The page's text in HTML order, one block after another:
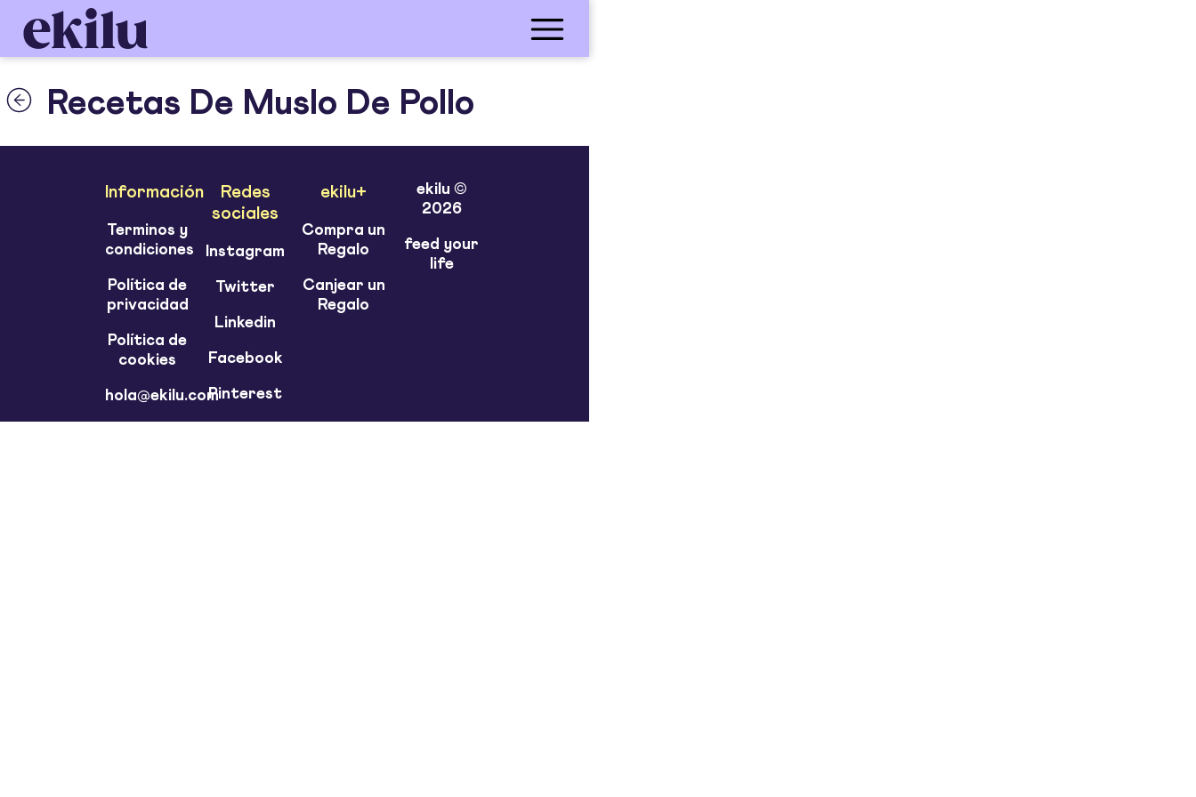
Recetas De Muslo De Pollo
Información
Terminos y
condiciones
Política de
privacidad
Política de
cookies
hola@ekilu.com
Redes
sociales
Instagram
Twitter
Linkedin
Facebook
Pinterest
ekilu+
Compra un
Regalo
Canjear un
Regalo
ekilu ©
2026
feed your
life